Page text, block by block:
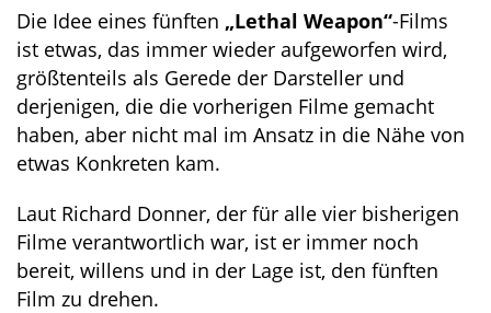
Die Idee eines fünften „Lethal Weapon“-Films
ist etwas, das immer wieder aufgeworfen wird,
größtenteils als Gerede der Darsteller und
derjenigen, die die vorherigen Filme gemacht
haben, aber nicht mal im Ansatz in die Nähe von
etwas Konkreten kam.
Laut Richard Donner, der für alle vier bisherigen
Filme verantwortlich war, ist er immer noch
bereit, willens und in der Lage ist, den fünften
Film zu drehen.